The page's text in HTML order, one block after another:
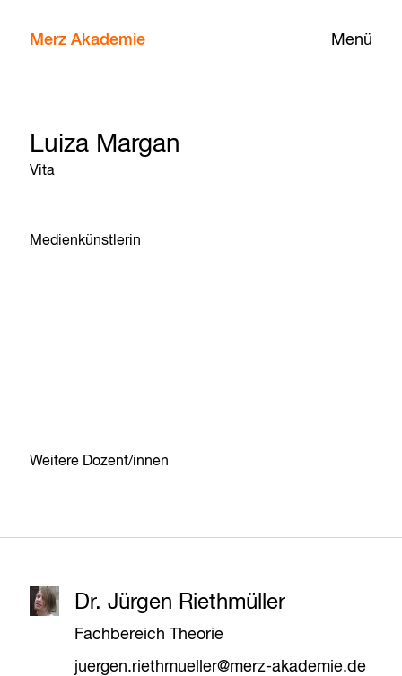
Menü
Merz Akademie
Luiza Margan
Vita
Medienkünstlerin
Weitere Dozent/innen
Dr. Jürgen Riethmüller
Fachbereich Theorie
juergen.riethmueller@merz-akademie.de